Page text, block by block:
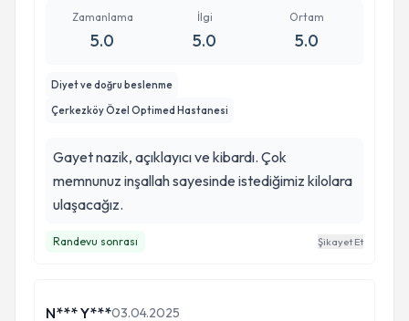
Zamanlama
5.0
İlgi
5.0
Ortam
5.0
Diyet ve doğru beslenme
Çerkezköy Özel Optimed Hastanesi
Gayet nazik, açıklayıcı ve kibardı. Çok
memnunuz inşallah sayesinde istediğimiz kilolara
ulaşacağız.
Randevu sonrası Şikayet Et
N*** Y***03.04.2025